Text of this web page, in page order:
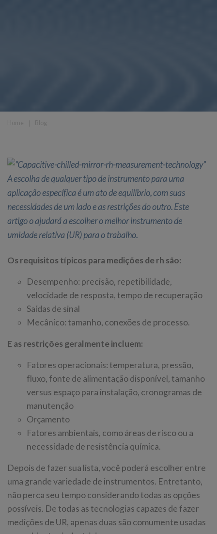
A escolha de qualquer tipo de instrumento para uma
aplicação específica é um ato de equilíbrio, com suas
necessidades de um lado e as restrições do outro. Este
artigo o ajudará a escolher o melhor instrumento de
umidade relativa (UR) para o trabalho.
Os requisitos típicos para medições de rh são:
Desempenho: precisão, repetibilidade,
velocidade de resposta, tempo de recuperação
Saídas de sinal
Mecânico: tamanho, conexões de processo.
E as restrições geralmente incluem:
Fatores operacionais: temperatura, pressão,
fluxo, fonte de alimentação disponível, tamanho
versus espaço para instalação, cronogramas de
manutenção
Orçamento
Fatores ambientais, como áreas de risco ou a
necessidade de resistência química.
Depois de fazer sua lista, você poderá escolher entre
uma grande variedade de instrumentos. Entretanto,
não perca seu tempo considerando todas as opções
possíveis. De todas as tecnologias capazes de fazer
medições de UR, apenas duas são comumente usadas